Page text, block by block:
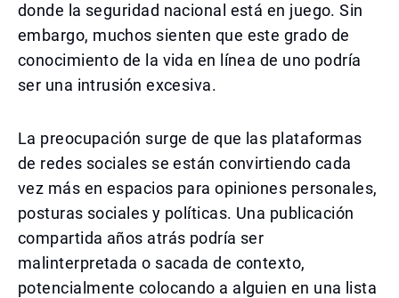
donde la seguridad nacional está en juego. Sin
embargo, muchos sienten que este grado de
conocimiento de la vida en línea de uno podría
ser una intrusión excesiva.
La preocupación surge de que las plataformas
de redes sociales se están convirtiendo cada
vez más en espacios para opiniones personales,
posturas sociales y políticas. Una publicación
compartida años atrás podría ser
malinterpretada o sacada de contexto,
potencialmente colocando a alguien en una lista